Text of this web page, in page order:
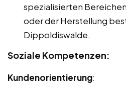
spezialisierten
oder der Herstellung
Dippoldiswalde.
Soziale Kompetenzen:
Kundenorientierung: